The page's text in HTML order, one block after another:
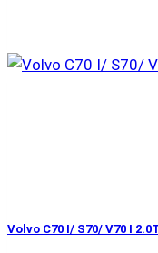
Volvo C70 I/ S70/ V70 I